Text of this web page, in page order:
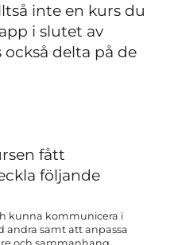
inte en kurs du
i slutet av
delta på de
fått
följande
kunna kommunicera i
andra samt att anpassa
och sammanhang.